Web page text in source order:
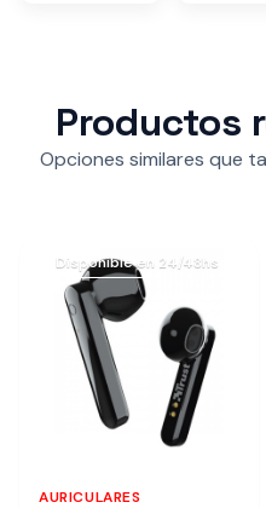
Productos
Opciones similares que
Disponible en 24/48hs
AURICULARES